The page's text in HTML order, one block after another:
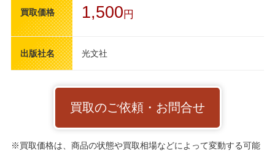
買取価格 1,500 円
出版社名 光文社
買取のご依頼・お問合せ
※買取価格は、商品の状態や買取相場などによって変動する可能